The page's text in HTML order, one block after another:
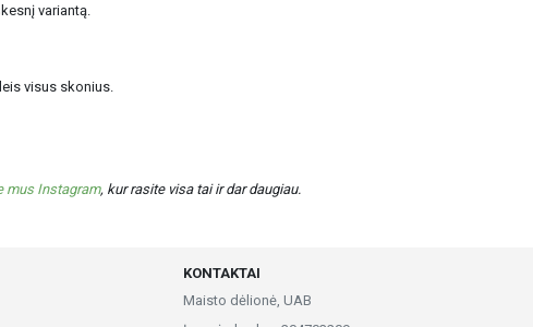
variantą.
visus skonius.
mus Instagram, kur rasite visa tai ir dar daugiau.
KONTAKTAI
Maisto dėlionė, UAB